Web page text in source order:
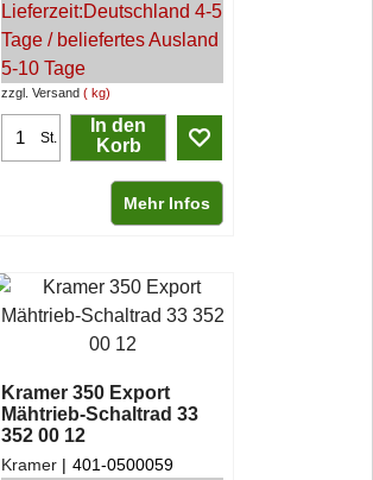
zzgl. Versand kg
Lieferzeit:Deutschland 4-5
Tage / beliefertes Ausland
5-10 Tage
St.
In den
Korb
Mehr Infos
Kramer 350 Export
Mähtrieb-Schaltrad 33
352 00 12
Kramer 401-0500059